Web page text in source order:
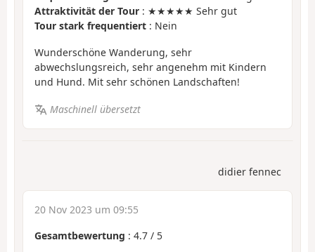
Attraktivität der Tour : ★★★★★ Sehr gut
Tour stark frequentiert : Nein
Wunderschöne Wanderung, sehr
abwechslungsreich, sehr angenehm mit Kindern
und Hund. Mit sehr schönen Landschaften!
Maschinell übersetzt
didier fennec
20 Nov 2023 um 09:55
Gesamtbewertung : 4.7 / 5